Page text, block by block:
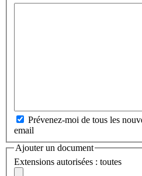
Prévenez-moi de tous les
email
Ajouter un document
Extensions autorisées : toutes